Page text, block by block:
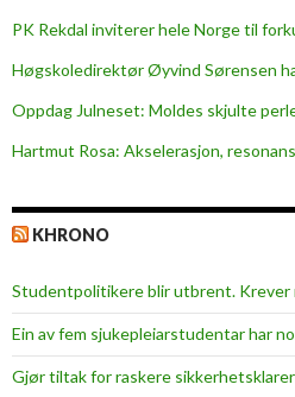
PK Rekdal inviterer hele Norge til
Høgskoledirektør Øyvind Sørensen
Oppdag Julneset: Moldes skjulte
Hartmut Rosa: Akselerasjon,
KHRONO
Studentpolitikere blir utbrent.
Ein av fem sjukepleiar­studentar har
Gjør tiltak for raskere